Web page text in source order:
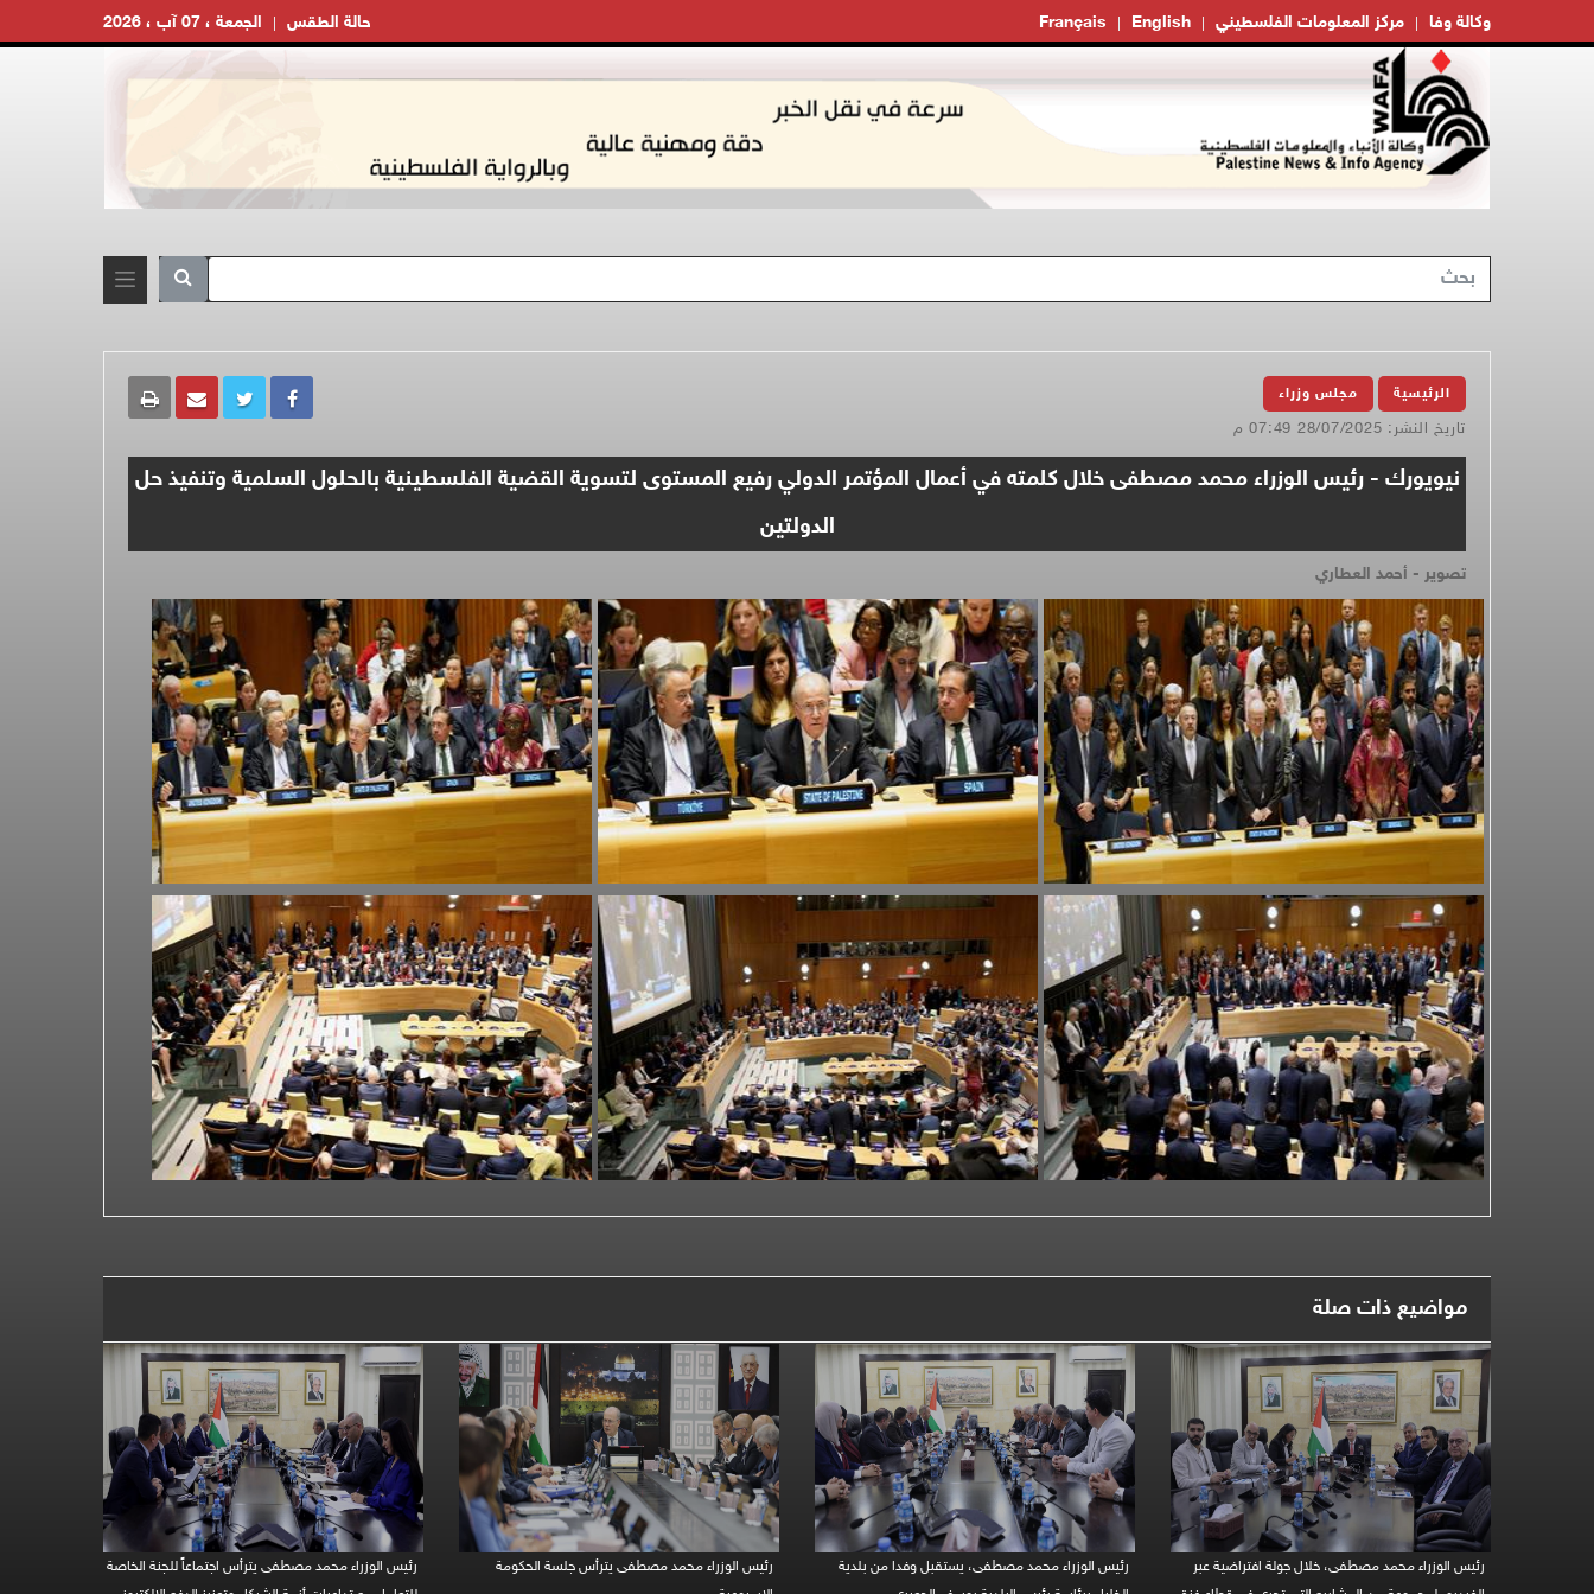
Français English مركز المعلومات الفلسطيني وكالة وفا الجمعة ، 07 آب ، 2026 حالة الطقس
الرئيسية مجلس وزراء
تاريخ النشر: 28/07/2025 07:49 م
نيويورك - رئيس الوزراء محمد مصطفى خلال كلمته في أعمال المؤتمر الدولي رفيع المستوى لتسوية القضية الفلسطينية بالحلول السلمية وتنفيذ حل
الدولتين
تصوير - أحمد العطاري
مواضيع ذات صلة
رئيس الوزراء محمد مصطفى، خلال جولة افتراضية عبر
رئيس الوزراء محمد مصطفى، يستقبل وفدا من بلدية
رئيس الوزراء محمد مصطفى يترأس جلسة الحكومة
رئيس الوزراء محمد مصطفى يترأس اجتماعاً للجنة الخاصة